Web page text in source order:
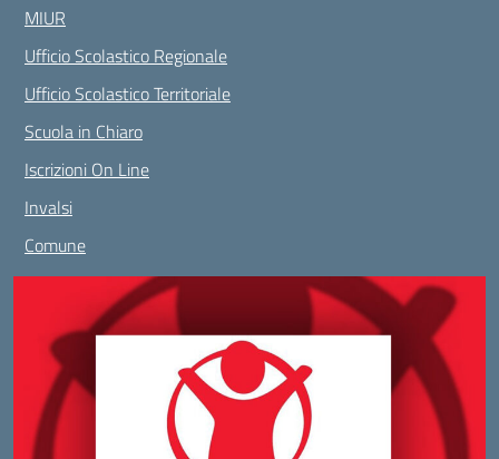
MIUR
Ufficio Scolastico Regionale
Ufficio Scolastico Territoriale
Scuola in Chiaro
Iscrizioni On Line
Invalsi
Comune